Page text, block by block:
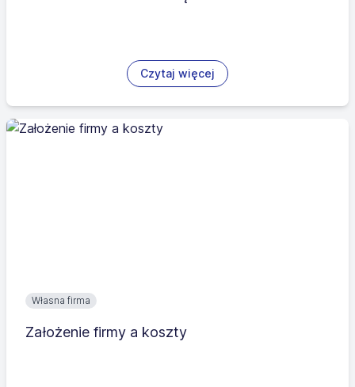
Czytaj więcej
Własna firma
Założenie firmy a koszty